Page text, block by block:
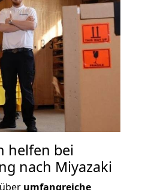
helfen bei
nach Miyazaki
umfangreiche